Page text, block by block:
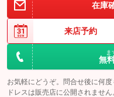
在庫
来店予約
ま
無
お気軽にどうぞ。問合せ後に何
ドレスは販売店に公開されません